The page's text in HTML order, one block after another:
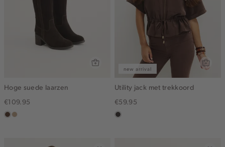
Hoge suede laarzen
€109.95
donkerbruin
zand
new arrival
Utility jack met trekkoord
€59.95
choco